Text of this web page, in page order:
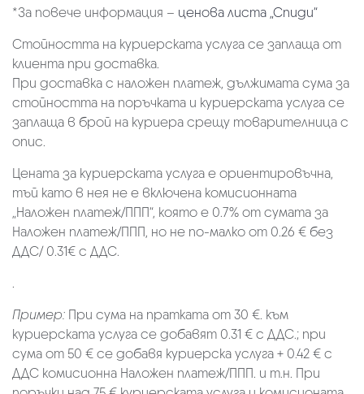
*За повече информация – ценова листа „Спиди“
Стойността на куриерската услуга се заплаща от
клиента при доставка.
При доставка с наложен платеж, дължимата сума за
стойността на поръчката и куриерската услуга се
заплаща в брой на куриера срещу товарителница с
опис.
Цената за куриерската услуга е ориентировъчна,
тъй като в нея не е включена комисионната
„Наложен платеж/ППП“, която е 0.7% от сумата за
Наложен платеж/ППП, но не по-малко от 0.26 € без
ДДС/ 0.31€ с ДДС.
.
Пример: При сума на пратката от 30 €. към
куриерската услуга се добавят 0.31 € с ДДС.; при
сума от 50 € се добавя куриерска услуга + 0.42 € с
ДДС комисионна Наложен платеж/ППП. и т.н. При